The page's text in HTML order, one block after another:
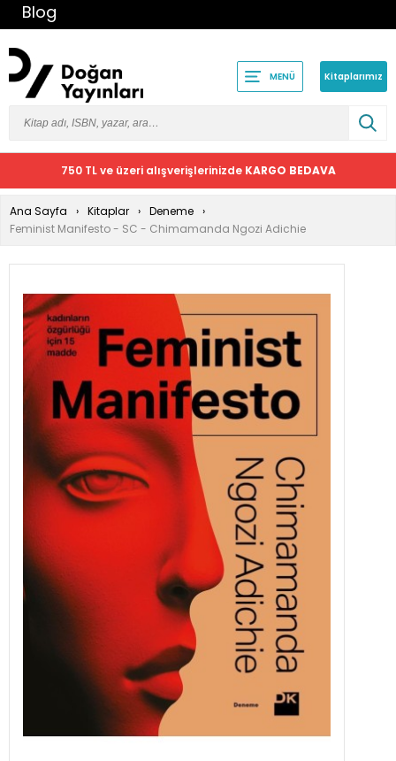
Blog
MENÜ Kitaplarımız
750 TL ve üzeri alışverişlerinizde KARGO BEDAVA
Ana Sayfa Kitaplar
Deneme
Feminist Manifesto - SC - Chimamanda Ngozi Adichie